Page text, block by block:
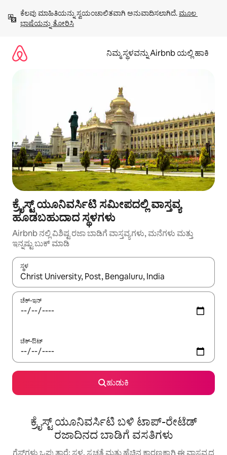
ಹೋಗಿ
ಕೆಲವು ಮಾಹಿತಿಯನ್ನು ಸ್ವಯಂಚಾಲಿತವಾಗಿ ಅನುವಾದಿಸಲಾಗಿದೆ. ಮೂಲ
ಭಾಷೆಯನ್ನು ತೋರಿಸಿ
ನಿಮ್ಮ ಸ್ಥಳವನ್ನು Airbnb ಯಲ್ಲಿ ಹಾಕಿ
ಕ್ರೈಸ್ಟ್ ಯೂನಿವರ್ಸಿಟಿ ಸಮೀಪದಲ್ಲಿ ವಾಸ್ತವ್ಯ
ಹೂಡಬಹುದಾದ ಸ್ಥಳಗಳು
Airbnb ನಲ್ಲಿ ವಿಶಿಷ್ಟ ರಜಾ ಬಾಡಿಗೆ ವಾಸ್ತವ್ಯಗಳು, ಮನೆಗಳು ಮತ್ತು
ಇನ್ನಷ್ಟು ಬುಕ್ ಮಾಡಿ
ಸ್ಥಳ
ಫಲಿತಾಂಶಗಳು ಲಭ್ಯವಿರುವಾಗ, ಅಪ್ ಮತ್ತು ಡೌನ್ ಬಾಣದ ಕೀಲಿಗಳೊಂದಿಗೆ
ಚೆಕ್-ಇನ್
ಚೆಕ್-ಔಟ್
ಹುಡುಕಿ
ಕ್ರೈಸ್ಟ್ ಯೂನಿವರ್ಸಿಟಿ ಬಳಿ ಟಾಪ್-ರೇಟೆಡ್
ರಜಾದಿನದ ಬಾಡಿಗೆ ವಸತಿಗಳು
ಗೆಸ್ಟ್‌ಗಳು ಒಪ್ಪುತ್ತಾರೆ: ಸ್ಥಳ, ಸ್ವಚ್ಛತೆ ಮತ್ತು ಹೆಚ್ಚಿನ ಕಾರಣಕ್ಕಾಗಿ ಈ ವಾಸ್ತವ್ಯದ